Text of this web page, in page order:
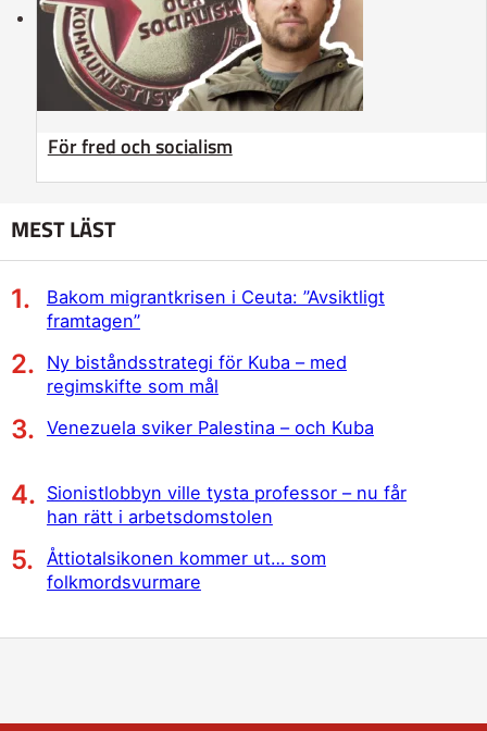
För fred och socialism
MEST LÄST
Bakom migrantkrisen i Ceuta: ”Avsiktligt
framtagen”
Ny biståndsstrategi för Kuba – med
regimskifte som mål
Venezuela sviker Palestina – och Kuba
Sionistlobbyn ville tysta professor – nu får
han rätt i arbetsdomstolen
Åttiotalsikonen kommer ut… som
folkmordsvurmare